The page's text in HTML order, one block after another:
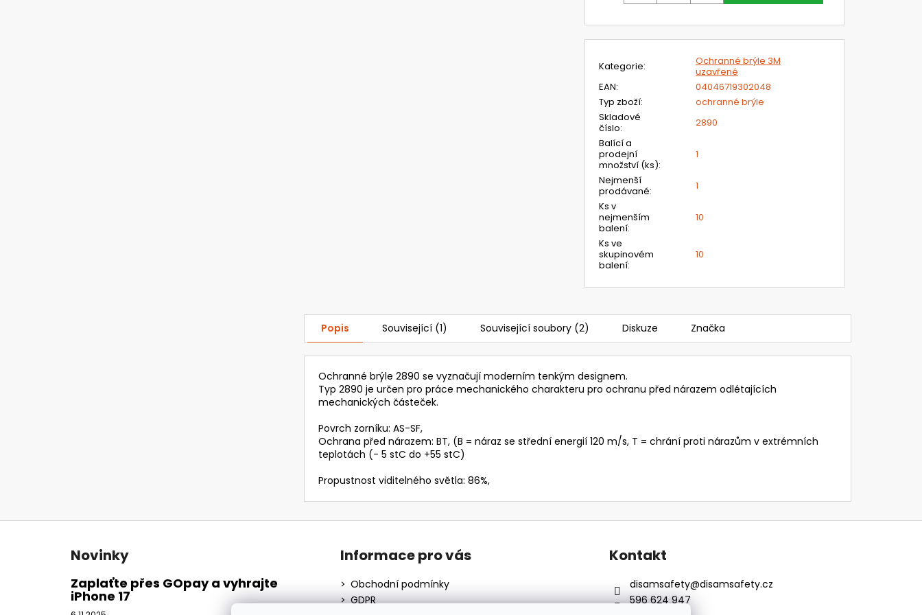
Kategorie:
Ochranné brýle 3M
uzavřené
EAN:
04046719302048
Typ zboží:
ochranné brýle
Skladové
číslo:
2890
Balící a
prodejní
množství (ks):
1
Nejmenší
prodávané:
1
Ks v
nejmenším
balení:
10
Ks ve
skupinovém
balení:
10
Popis Související (1) Související soubory (2) Diskuze Značka
Ochranné brýle 2890 se vyznačují moderním tenkým designem.
Typ 2890 je určen pro práce mechanického charakteru pro ochranu před nárazem odlétajících
mechanických částeček.
Povrch zorníku: AS-SF,
Ochrana před nárazem: BT, (B = náraz se střední energií 120 m/s, T = chrání proti nárazům v extrémních
teplotách (- 5 stC do +55 stC)
Propustnost viditelného světla: 86%,
Z
Novinky
Zaplaťte přes GOpay a vyhrajte
iPhone 17
Informace pro vás
Obchodní podmínky
GDPR
Kontakt
disamsafety@disamsafety.cz
596 624 947